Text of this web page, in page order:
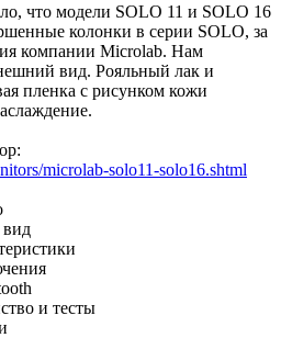
что модели SOLO 11 и SOLO 16
колонки в серии SOLO, за
компании Microlab. Нам
вид. Рояльный лак и
пленка с рисунком кожи
microlab-solo11-solo16.shtml
и тесты